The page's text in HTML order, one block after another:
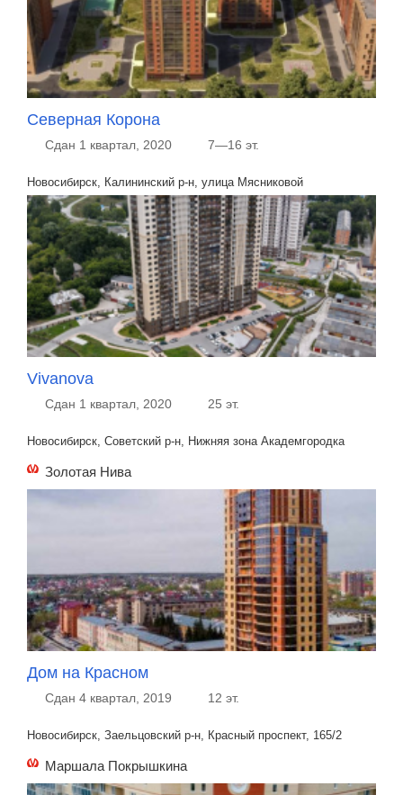
Северная Корона
Сдан 1 квартал, 2020 7—16 эт.
Новосибирск, Калининский р-н, улица Мясниковой
Vivanova
Сдан 1 квартал, 2020 25 эт.
Новосибирск, Советский р-н, Нижняя зона Академгородка
Золотая Нива
Дом на Красном
Сдан 4 квартал, 2019 12 эт.
Новосибирск, Заельцовский р-н, Красный проспект, 165/2
Маршала Покрышкина